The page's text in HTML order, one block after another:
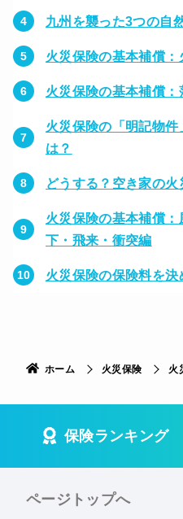
九州を襲った3つの自
火災保険の基本補償：
火災保険の基本補償
火災保険の「明記物
は？
どうする？空き家の火
火災保険の基本補償
下・飛来・衝突編
火災保険の保険料を決
ホーム 火災保険 火
保険ランキング
ページトップへ